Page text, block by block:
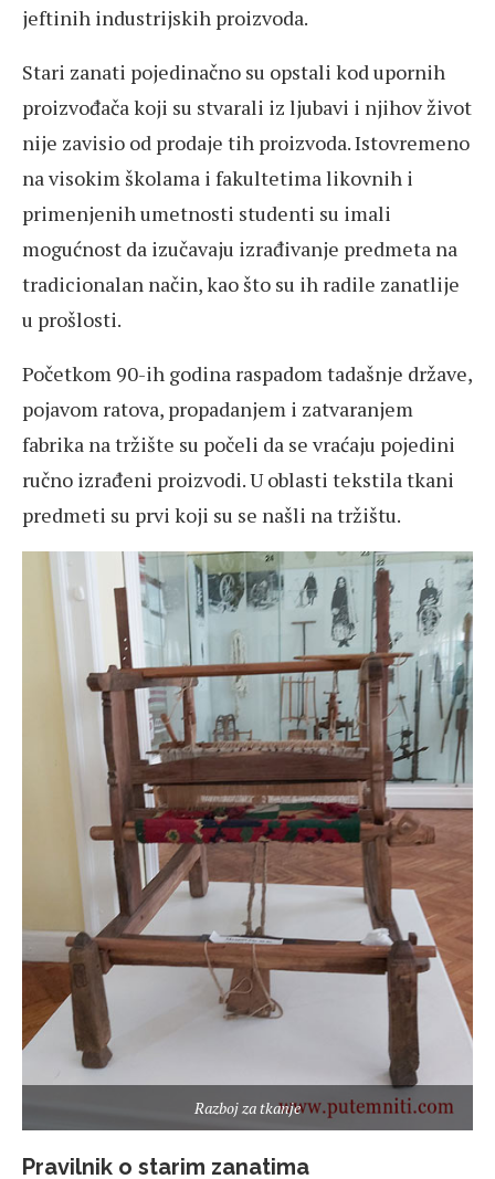
jeftinih industrijskih proizvoda.
Stari zanati pojedinačno su opstali kod upornih
proizvođača koji su stvarali iz ljubavi i njihov život
nije zavisio od prodaje tih proizvoda. Istovremeno
na visokim školama i fakultetima likovnih i
primenjenih umetnosti studenti su imali
mogućnost da izučavaju izrađivanje predmeta na
tradicionalan način, kao što su ih radile zanatlije
u prošlosti.
Početkom 90-ih godina raspadom tadašnje države,
pojavom ratova, propadanjem i zatvaranjem
fabrika na tržište su počeli da se vraćaju pojedini
ručno izrađeni proizvodi. U oblasti tekstila tkani
predmeti su prvi koji su se našli na tržištu.
Razboj za tkanje
Pravilnik o starim zanatima